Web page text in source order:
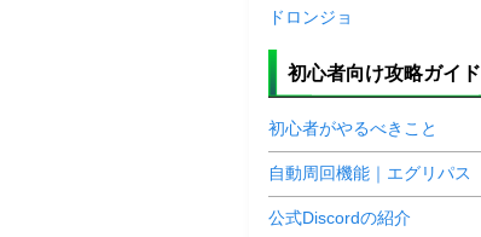
ドロンジョ
初心者向け攻略ガイド
初心者がやるべきこと
自動周回機能｜エグリパス
公式Discordの紹介